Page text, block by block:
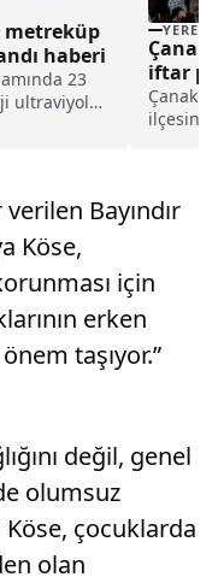
metreküp
haberi
23
ultraviyole
kapasiteli
YEREL
iftar
Gelibolu
Bayındır
Köse,
için
erken
taşıyor.”
değil, genel
olumsuz
çocuklarda
olan